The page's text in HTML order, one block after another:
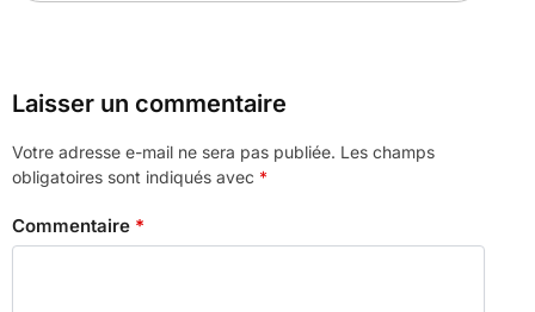
Laisser un commentaire
Votre adresse e-mail ne sera pas publiée. Les champs
obligatoires sont indiqués avec *
Commentaire *